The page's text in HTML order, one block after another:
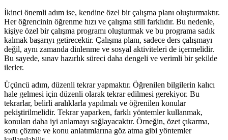
İkinci önemli adım ise, kendine özel bir çalışma planı oluşturmaktır.
Her öğrencinin öğrenme hızı ve çalışma stili farklıdır. Bu nedenle,
kişiye özel bir çalışma programı oluşturmak ve bu programa sadık
kalmak başarıyı getirecektir. Çalışma planı, sadece ders çalışmayı
değil, aynı zamanda dinlenme ve sosyal aktiviteleri de içermelidir.
Bu sayede, sınav hazırlık süreci daha dengeli ve verimli bir şekilde
ilerler.
Üçüncü adım, düzenli tekrar yapmaktır. Öğrenilen bilgilerin kalıcı
hale gelmesi için düzenli olarak tekrar edilmesi gerekiyor. Bu
tekrarlar, belirli aralıklarla yapılmalı ve öğrenilen konular
pekiştirilmelidir. Tekrar yaparken, farklı yöntemler kullanmak,
konuları daha iyi anlamayı sağlayacaktır. Örneğin, özet çıkarma,
soru çözme ve konu anlatımlarına göz atma gibi yöntemler